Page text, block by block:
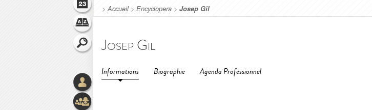
>Accueil> Encyclopera > Josep Gil
Josep Gil
Informations Biographie Agenda Professionnel